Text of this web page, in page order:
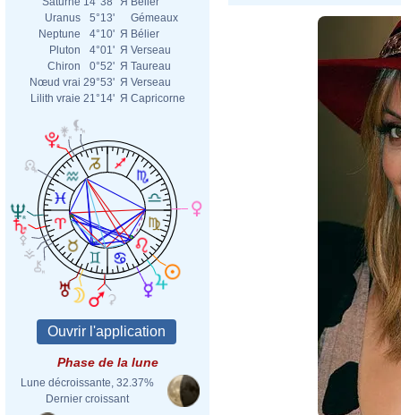
Uranus
5°13'
Gémeaux
Neptune
4°10' Я Bélier
Pluton
4°01' Я Verseau
Chiron
0°52' Я Taureau
Nœud vrai 29°53' Я Verseau
Lilith vraie 21°14' Я Capricorne
Phase de la lune
Lune décroissante, 32.37%
Dernier croissant
Eva